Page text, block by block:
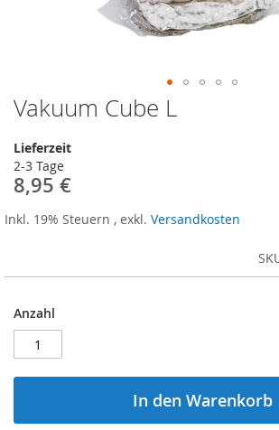
Vakuum Cube L
Lieferzeit
2-3 Tage
8,95 €
Inkl. 19% Steuern , exkl. Versandkosten
Anzahl
In den Warenkorb
Zum
Anfang
der
Bildergalerie
springen